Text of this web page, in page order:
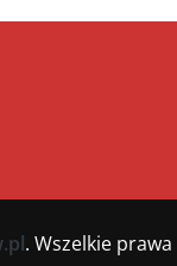
. Wszelkie